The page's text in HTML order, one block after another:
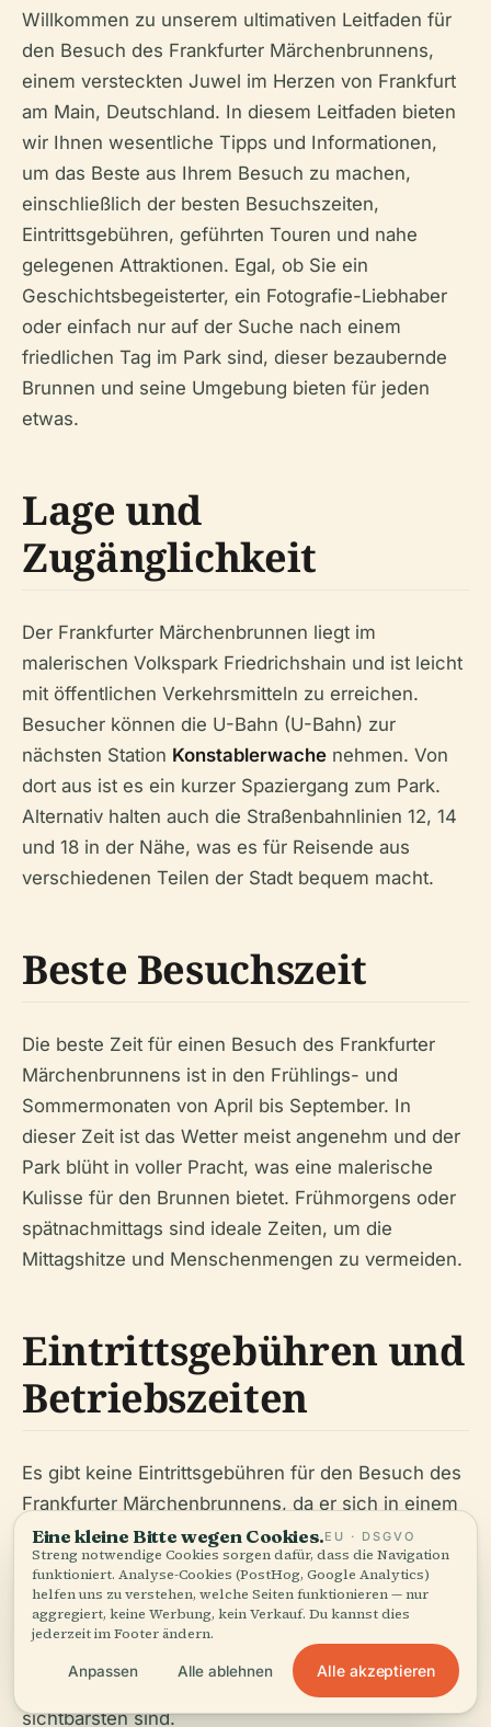
Willkommen zu unserem ultimativen Leitfaden für
den Besuch des Frankfurter Märchenbrunnens,
einem versteckten Juwel im Herzen von Frankfurt
am Main, Deutschland. In diesem Leitfaden bieten
wir Ihnen wesentliche Tipps und Informationen,
um das Beste aus Ihrem Besuch zu machen,
einschließlich der besten Besuchszeiten,
Eintrittsgebühren, geführten Touren und nahe
gelegenen Attraktionen. Egal, ob Sie ein
Geschichtsbegeisterter, ein Fotografie-Liebhaber
oder einfach nur auf der Suche nach einem
friedlichen Tag im Park sind, dieser bezaubernde
Brunnen und seine Umgebung bieten für jeden
etwas.
Lage und
Zugänglichkeit
Der Frankfurter Märchenbrunnen liegt im
malerischen Volkspark Friedrichshain und ist leicht
mit öffentlichen Verkehrsmitteln zu erreichen.
Besucher können die U-Bahn (U-Bahn) zur
nächsten Station Konstablerwache nehmen. Von
dort aus ist es ein kurzer Spaziergang zum Park.
Alternativ halten auch die Straßenbahnlinien 12, 14
und 18 in der Nähe, was es für Reisende aus
verschiedenen Teilen der Stadt bequem macht.
Beste Besuchszeit
Die beste Zeit für einen Besuch des Frankfurter
Märchenbrunnens ist in den Frühlings- und
Sommermonaten von April bis September. In
dieser Zeit ist das Wetter meist angenehm und der
Park blüht in voller Pracht, was eine malerische
Kulisse für den Brunnen bietet. Frühmorgens oder
spätnachmittags sind ideale Zeiten, um die
Mittagshitze und Menschenmengen zu vermeiden.
Eintrittsgebühren und
Betriebszeiten
Es gibt keine Eintrittsgebühren für den Besuch des
Frankfurter Märchenbrunnens, da er sich in einem
öffentlichen Park befindet. Der Park ist 24 Stunden
am Tag, sieben Tage die Woche geöffnet, was den
Besuchern die Flexibilität gibt, ihren Besuch
jederzeit zu planen. Für die beste Erfahrung wird
empfohlen, tagsüber zu besuchen, wenn der
Brunnen und die umliegenden Skulpturen am
sichtbarsten sind.
Eine kleine Bitte wegen Cookies.EU · DSGVO
Streng notwendige Cookies sorgen dafür, dass die Navigation
funktioniert. Analyse-Cookies (PostHog, Google Analytics)
helfen uns zu verstehen, welche Seiten funktionieren — nur
aggregiert, keine Werbung, kein Verkauf. Du kannst dies
jederzeit im Footer ändern.
Anpassen Alle ablehnen Alle akzeptieren